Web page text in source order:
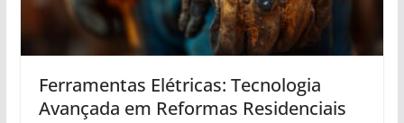
Ferramentas Elétricas: Tecnologia
Avançada em Reformas Residenciais